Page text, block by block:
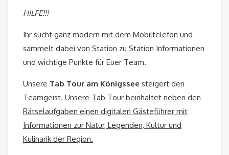
HILFE!!!
Ihr sucht ganz modern mit dem Mobiltelefon und
sammelt dabei von Station zu Station Informationen
und wichtige Punkte für Euer Team.
Unsere Tab Tour am Königssee steigert den
Teamgeist. Unsere Tab Tour beinhaltet neben den
Rätselaufgaben einen digitalen Gästeführer mit
Informationen zur Natur, Legenden, Kultur und
Kulinarik der Region.